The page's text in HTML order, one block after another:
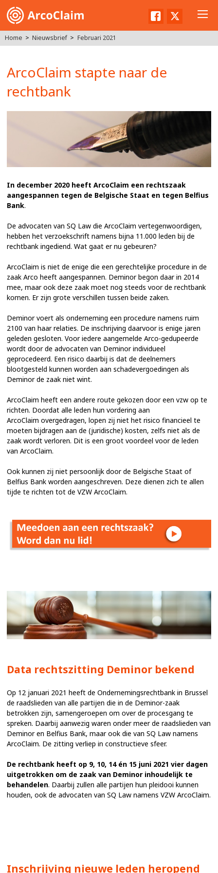
FacebookTwitter
Home Nieuwsbrief Februari 2021
ArcoClaim stapte naar de
rechtbank
In december 2020 heeft ArcoClaim een rechtszaak
aangespannen tegen de Belgische Staat en tegen Belfius
Bank.
De advocaten van SQ Law die ArcoClaim vertegenwoordigen,
hebben het verzoekschrift namens bijna 11.000 leden bij de
rechtbank ingediend. Wat gaat er nu gebeuren?
ArcoClaim is niet de enige die een gerechtelijke procedure in de
zaak Arco heeft aangespannen. Deminor begon daar in 2014
mee, maar ook deze zaak moet nog steeds voor de rechtbank
komen. Er zijn grote verschillen tussen beide zaken.
Deminor voert als onderneming een procedure namens ruim
2100 van haar relaties. De inschrijving daarvoor is enige jaren
geleden gesloten. Voor iedere aangemelde Arco-gedupeerde
wordt door de advocaten van Deminor individueel
geprocedeerd. Een risico daarbij is dat de deelnemers
blootgesteld kunnen worden aan schadevergoedingen als
Deminor de zaak niet wint.
ArcoClaim heeft een andere route gekozen door een vzw op te
richten. Doordat alle leden hun vordering aan
ArcoClaim overgedragen, lopen zij niet het risico financieel te
moeten bijdragen aan de (juridische) kosten, zelfs niet als de
zaak wordt verloren. Dit is een groot voordeel voor de leden
van ArcoClaim.
Ook kunnen zij niet persoonlijk door de Belgische Staat of
Belfius Bank worden aangeschreven. Deze dienen zich te allen
tijde te richten tot de VZW ArcoClaim.
Data rechtszitting Deminor bekend
Op 12 januari 2021 heeft de Ondernemingsrechtbank in Brussel
de raadslieden van alle partijen die in de Deminor-zaak
betrokken zijn, samengeroepen om over de procesgang te
spreken. Daarbij aanwezig waren onder meer de raadslieden van
Deminor en Belfius Bank, maar ook die van SQ Law namens
ArcoClaim. De zitting verliep in constructieve sfeer.
De rechtbank heeft op 9, 10, 14 én 15 juni 2021 vier dagen
uitgetrokken om de zaak van Deminor inhoudelijk te
behandelen. Daarbij zullen alle partijen hun pleidooi kunnen
houden, ook de advocaten van SQ Law namens VZW ArcoClaim.
Inschrijving nieuwe leden heropend